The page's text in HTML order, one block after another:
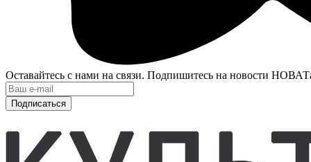
Оставайтесь с нами на связи. Подпишитесь на новости
Подписаться